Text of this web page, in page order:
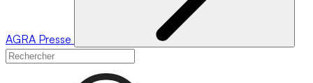
AGRA Presse